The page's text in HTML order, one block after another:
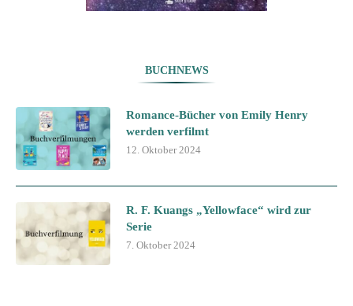
BUCHNEWS
Romance-Bücher von Emily Henry
werden verfilmt
12. Oktober 2024
R. F. Kuangs „Yellowface“ wird zur
Serie
7. Oktober 2024